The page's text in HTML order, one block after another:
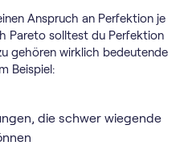
Anspruch an Perfektion je
Pareto solltest du Perfektion
gehören wirklich bedeutende
Beispiel:
die schwer wiegende